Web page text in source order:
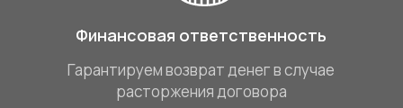
Финансовая ответственность
Гарантируем возврат денег в случае
расторжения договора